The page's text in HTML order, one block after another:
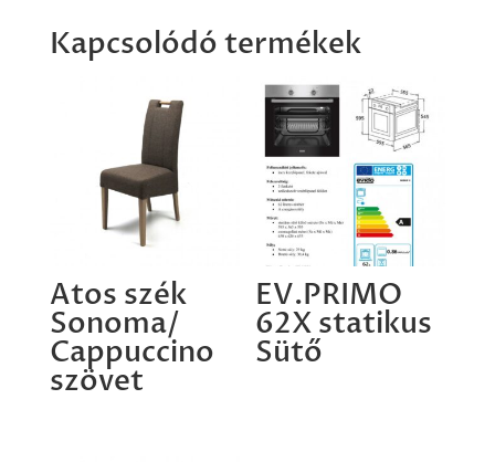
Kapcsolódó termékek
Atos szék
Sonoma/
Cappuccino
szövet
EV.PRIMO
62X statikus
Sütő